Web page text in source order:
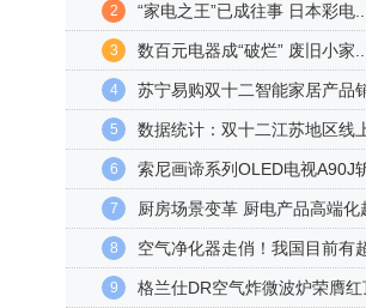
2 “家电之王”已成往事 日本彩电...
3 数百元电器成“破烂” 废旧小家...
4 苏宁易购双十二智能家居产品
5 数据统计：双十二江苏地区线
6 索尼画谛系列OLED电视A90J
7 厨房场景变革 厨电产品高端化
8 空气净化器走俏！我国目前有
9 格兰仕DR空气炸微波炉荣膺红